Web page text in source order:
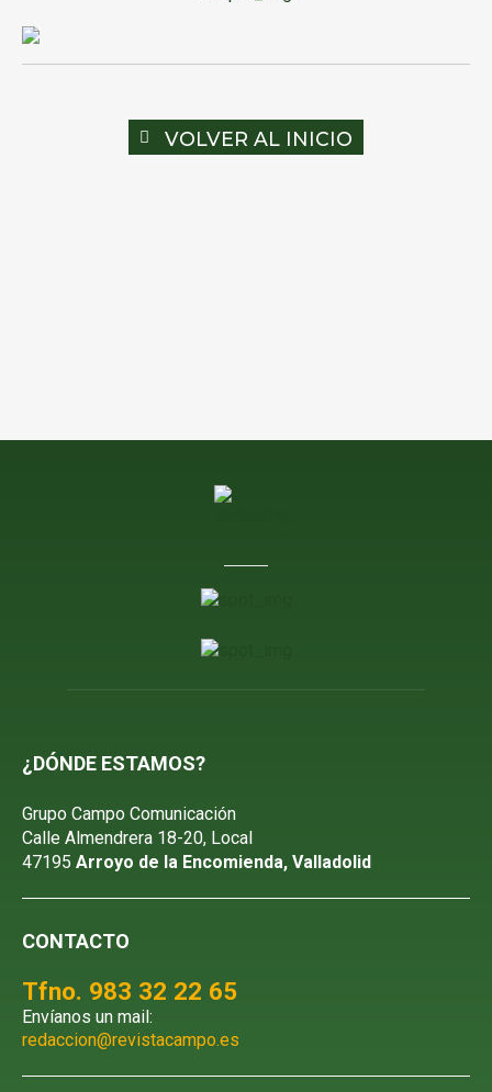
VOLVER AL INICIO
¿DÓNDE ESTAMOS?
Grupo Campo Comunicación
Calle Almendrera 18-20, Local
47195 Arroyo de la Encomienda, Valladolid
CONTACTO
Tfno. 983 32 22 65
Envíanos un mail:
redaccion@revistacampo.es